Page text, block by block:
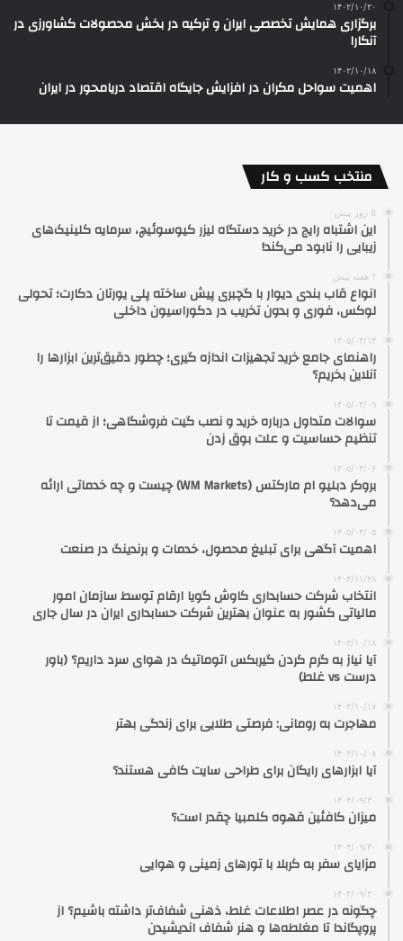
۱۴۰۲/۱۰/۲۰
برگزاری همایش تخصصی ایران و ترکیه در بخش محصولات کشاورزی در
آنکارا
۱۴۰۲/۱۰/۱۸
اهمیت سواحل مکران در افزایش جایگاه اقتصاد دریامحور در ایران
منتخب کسب و کار
6 روز پیش
این اشتباه رایج در خرید دستگاه لیزر کیوسوئیچ، سرمایه کلینیک‌های
زیبایی را نابود می‌کند!
1 هفته پیش
انواع قاب بندی دیوار با گچبری پیش ساخته پلی یورتان دکارت؛ تحولی
لوکس، فوری و بدون تخریب در دکوراسیون داخلی
۱۴۰۵/۰۴/۱۴
راهنمای جامع خرید تجهیزات اندازه گیری؛ چطور دقیق‌ترین ابزارها را
آنلاین بخریم؟
۱۴۰۵/۰۴/۰۹
سوالات متداول درباره خرید و نصب گیت فروشگاهی؛ از قیمت تا
تنظیم حساسیت و علت بوق زدن
۱۴۰۵/۰۴/۰۶
بروکر دبلیو ام مارکتس (WM Markets) چیست و چه خدماتی ارائه
می‌دهد؟
۱۴۰۵/۰۴/۰۵
اهمیت آگهی برای تبلیغ محصول، خدمات و برندینگ در صنعت
۱۴۰۳/۱۱/۲۸
انتخاب شرکت حسابداری کاوش گویا ارقام توسط سازمان امور
مالیاتی کشور به عنوان بهترین شرکت حسابداری ایران در سال جاری
۱۴۰۳/۱۰/۱۸
آیا نیاز به گرم کردن گیربکس اتوماتیک در هوای سرد داریم؟ (باور
درست vs غلط)
۱۴۰۳/۱۰/۱۷
مهاجرت به رومانی: فرصتی طلایی برای زندگی بهتر
۱۴۰۴/۱۰/۰۸
آیا ابزارهای رایگان برای طراحی سایت کافی هستند؟
۱۴۰۴/۰۹/۳۰
میزان کافئین قهوه کلمبیا چقدر است؟
۱۴۰۴/۰۹/۳۰
مزایای سفر به کربلا با تورهای زمینی و هوایی
۱۴۰۴/۰۹/۳۰
چگونه در عصر اطلاعات غلط، ذهنی شفاف‌تر داشته باشیم؟ از
پروپگاندا تا مغلطه‌ها و هنر شفاف اندیشیدن